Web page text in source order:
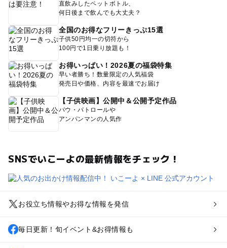
直飲みしたペットボトル、
何日後まで飲んでも大丈夫？
全国のお得なフリーきっぷ15選
子供50円均一の切符から
100円で1日乗り放題も！
お得いっぱい！2026夏の福袋特集
早い者勝ち！数量限定の人気福袋
発売日や価格、内容を最速でお届け
【子供映画】公開中＆公開予定作品
パウ・パトロールや
アンパンマンの人気作
SNSでいこーよの最新情報をチェック！
お役立ち情報やお得な情報を発信
毎日更新！旬イベント&お得情報も